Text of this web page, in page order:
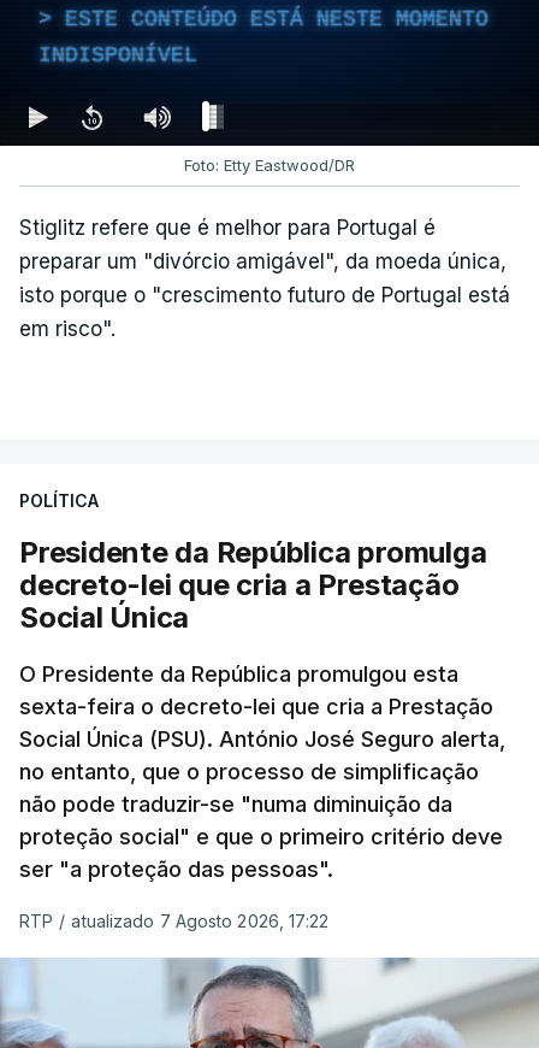
ESTE CONTEÚDO ESTÁ NESTE MOMENTO
INDISPONÍVEL
Foto: Etty Eastwood/DR
Stiglitz refere que é melhor para Portugal é
preparar um "divórcio amigável", da moeda única,
isto porque o "crescimento futuro de Portugal está
em risco".
POLÍTICA
Presidente da República promulga
decreto-lei que cria a Prestação
Social Única
O Presidente da República promulgou esta
sexta-feira o decreto-lei que cria a Prestação
Social Única (PSU). António José Seguro alerta,
no entanto, que o processo de simplificação
não pode traduzir-se "numa diminuição da
proteção social" e que o primeiro critério deve
ser "a proteção das pessoas".
RTP / atualizado 7 Agosto 2026, 17:22